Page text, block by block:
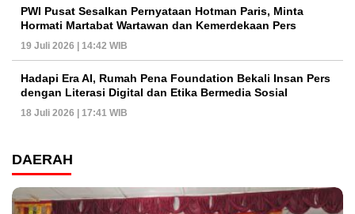
PWI Pusat Sesalkan Pernyataan Hotman Paris, Minta
Hormati Martabat Wartawan dan Kemerdekaan Pers
19 Juli 2026 | 14:42 WIB
Hadapi Era AI, Rumah Pena Foundation Bekali Insan Pers
dengan Literasi Digital dan Etika Bermedia Sosial
18 Juli 2026 | 17:41 WIB
DAERAH